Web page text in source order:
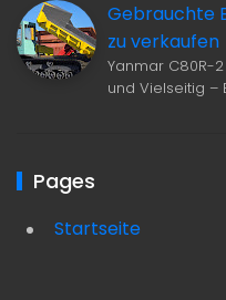
Gebrauchte
zu verkaufen
Yanmar C80R-
und Vielseitig –
Pages
Startseite